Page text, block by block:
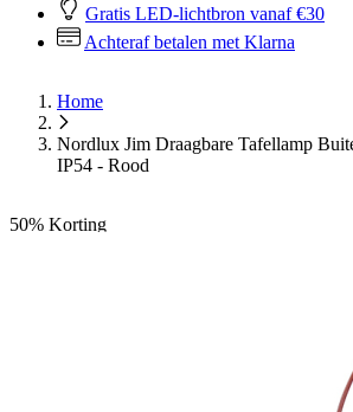
Gratis LED-lichtbron vanaf €30
Achteraf betalen met Klarna
Home
Nordlux Jim Draagbare Tafellamp
IP54 - Rood
50% Korting